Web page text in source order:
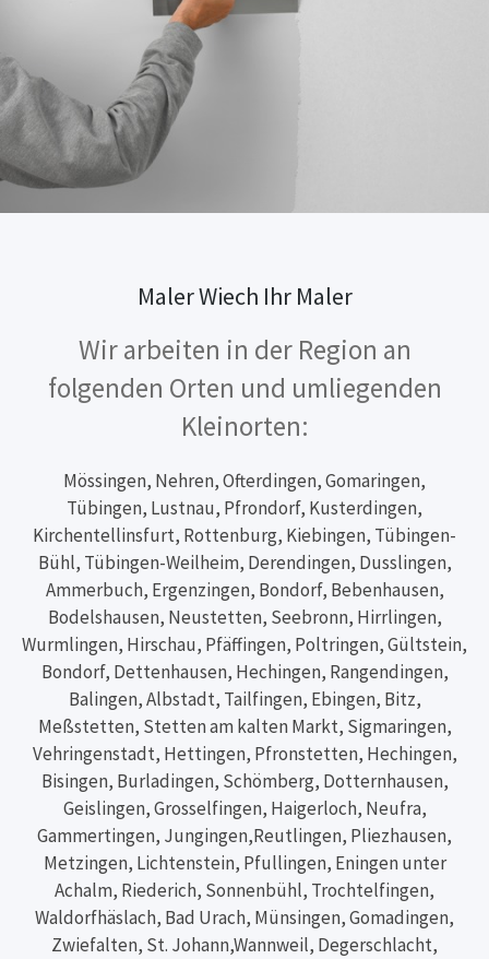
Maler Wiech Ihr Maler
Wir arbeiten in der Region an
folgenden Orten und umliegenden
Kleinorten:
Mössingen, Nehren, Ofterdingen, Gomaringen,
Tübingen, Lustnau, Pfrondorf, Kusterdingen,
Kirchentellinsfurt, Rottenburg, Kiebingen, Tübingen-
Bühl, Tübingen-Weilheim, Derendingen, Dusslingen,
Ammerbuch, Ergenzingen, Bondorf, Bebenhausen,
Bodelshausen, Neustetten, Seebronn, Hirrlingen,
Wurmlingen, Hirschau, Pfäffingen, Poltringen, Gültstein,
Bondorf, Dettenhausen, Hechingen, Rangendingen,
Balingen, Albstadt, Tailfingen, Ebingen, Bitz,
Meßstetten, Stetten am kalten Markt, Sigmaringen,
Vehringenstadt, Hettingen, Pfronstetten, Hechingen,
Bisingen, Burladingen, Schömberg, Dotternhausen,
Geislingen, Grosselfingen, Haigerloch, Neufra,
Gammertingen, Jungingen,Reutlingen, Pliezhausen,
Metzingen, Lichtenstein, Pfullingen, Eningen unter
Achalm, Riederich, Sonnenbühl, Trochtelfingen,
Waldorfhäslach, Bad Urach, Münsingen, Gomadingen,
Zwiefalten, St. Johann,Wannweil, Degerschlacht,